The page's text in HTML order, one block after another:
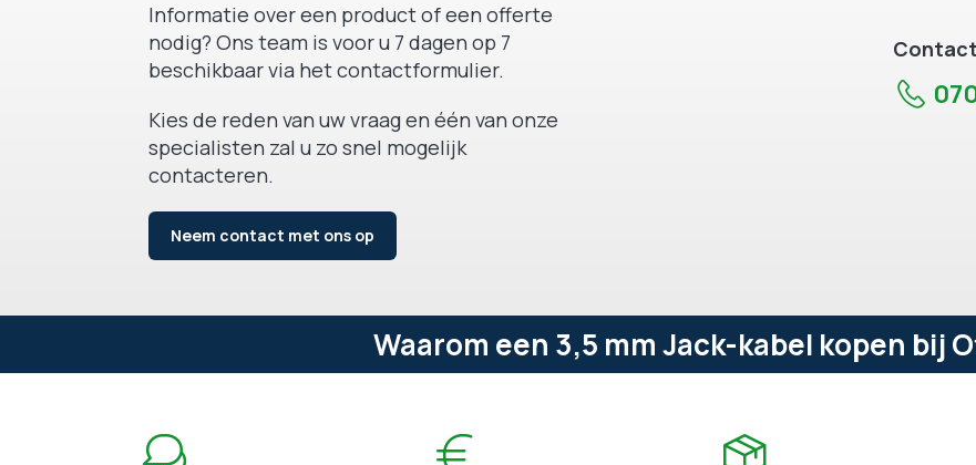
Informatie over een product of een offerte
nodig? Ons team is voor u 7 dagen op 7
beschikbaar via het contactformulier.
Kies de reden van uw vraag en één van onze
specialisten zal u zo snel mogelijk
contacteren.
Neem contact met ons op
Waarom een 3,5 mm Jack-kabel kopen bij